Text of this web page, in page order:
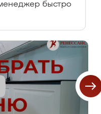
быстро